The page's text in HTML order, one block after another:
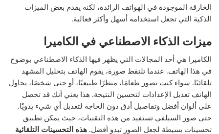
الخارقة الموجودة في الهواتف الرائدة، لكنه يقدم بعض الميزات
الذكية التي تجعل استخدامه أسهل وأكثر فعالية.
ميزات الذكاء الاصطناعي في الكاميرا
الكاميرا هي أحد المجالات التي يظهر فيها الذكاء الاصطناعي بوضوح
في هذا الهاتف. عندما تلتقط صورة، يقوم الهاتف بتحليل المشهد
تلقائيًا. سواء كنت تصور طعامًا، منظرًا طبيعيًا، أو حتى شخصًا، يحاول
الهاتف تعديل الإعدادات لتحسين النتيجة. هذا يعني أنك قد تحصل
على ألوان أفضل وتفاصيل أدق دون الحاجة لتعديل أي شيء يدويًا.
حتى صور السيلفي تستفيد من هذه التقنيات، حيث يمكن تطبيق
تحسينات بسيطة لجعل الصور تبدو أفضل. هذه التحسينات التلقائية